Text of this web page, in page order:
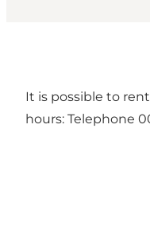
It is possible to
hours: Telephone